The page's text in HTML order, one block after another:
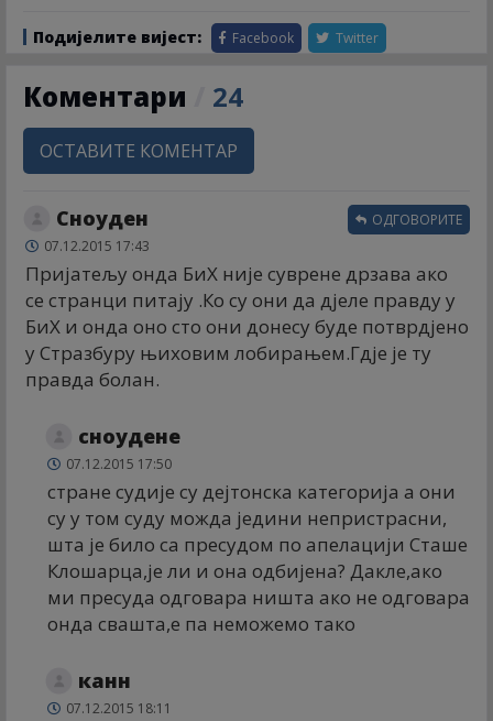
Подијелите вијест: Facebook Twitter
Коментари 24
ОСТАВИТЕ КОМЕНТАР
Сноуден
07.12.2015 17:43
Пријатељу онда БиХ није суврене дрзава ако
се странци питају .Ко су они да дјеле правду у
БиХ и онда оно сто они донесу буде потврдјено
у Стразбуру њиховим лобирањем.Гдје је ту
правда болан.
ОДГОВОРИТЕ
сноудене
07.12.2015 17:50
стране судије су дејтонска категорија а они
су у том суду можда једини непристрасни,
шта је било са пресудом по апелацији Сташе
Клошарца,је ли и она одбијена? Дакле,ако
ми пресуда одговара ништа ако не одговара
онда свашта,е па неможемо тако
канн
07.12.2015 18:11